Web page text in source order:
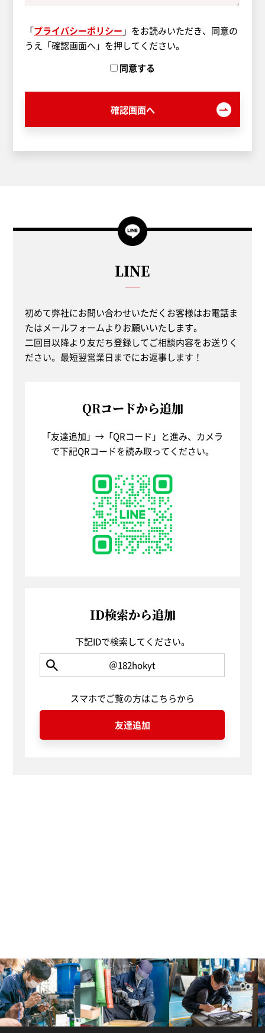
「プライバシーポリシー 」をお読みいただき、同意の
うえ「確認画面へ」を押してください。
同意する
LINE
初めて弊社にお問い合わせいただくお客様はお電話ま
たはメールフォームよりお願いいたします。
二回目以降より友だち登録してご相談内容をお送りく
ださい。最短翌営業日までにお返事します！
QRコードから追加
「友達追加」→「QRコード」と進み、 カメラ
で下記QRコードを読み取ってください。
ID検索から追加
下記IDで検索してください。
＠182hokyt
スマホでご覧の方はこちらから
友達追加